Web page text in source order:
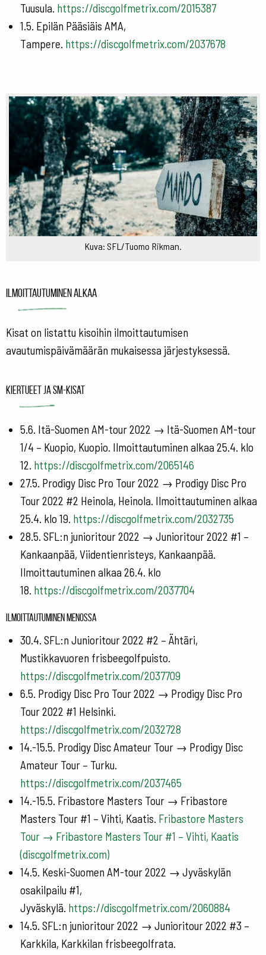
Tuusula. https://discgolfmetrix.com/2015387
1.5. Epilän Pääsiäis AMA,
Tampere. https://discgolfmetrix.com/2037678
Kuva: SFL/Tuomo Rikman.
Ilmoittautuminen alkaa
Kisat on listattu kisoihin ilmoittautumisen
avautumispäivämäärän mukaisessa järjestyksessä.
Kiertueet ja SM-kisat
5.6. Itä-Suomen AM-tour 2022 → Itä-Suomen AM-tour
1/4 – Kuopio, Kuopio. Ilmoittautuminen alkaa 25.4. klo
12. https://discgolfmetrix.com/2065146
27.5. Prodigy Disc Pro Tour 2022 → Prodigy Disc Pro
Tour 2022 #2 Heinola, Heinola. Ilmoittautuminen alkaa
25.4. klo 19. https://discgolfmetrix.com/2032735
28.5. SFL:n junioritour 2022 → Junioritour 2022 #1 –
Kankaanpää, Viidentienristeys, Kankaanpää.
Ilmoittautuminen alkaa 26.4. klo
18. https://discgolfmetrix.com/2037704
Ilmoittautuminen menossa
30.4. SFL:n Junioritour 2022 #2 – Ähtäri,
Mustikkavuoren frisbeegolfpuisto.
https://discgolfmetrix.com/2037709
6.5. Prodigy Disc Pro Tour 2022 → Prodigy Disc Pro
Tour 2022 #1 Helsinki.
https://discgolfmetrix.com/2032728
14.-15.5. Prodigy Disc Amateur Tour → Prodigy Disc
Amateur Tour – Turku.
https://discgolfmetrix.com/2037465
14.-15.5. Fribastore Masters Tour → Fribastore
Masters Tour #1 – Vihti, Kaatis. Fribastore Masters
Tour → Fribastore Masters Tour #1 – Vihti, Kaatis
(discgolfmetrix.com)
14.5. Keski-Suomen AM-tour 2022 → Jyväskylän
osakilpailu #1,
Jyväskylä. https://discgolfmetrix.com/2060884
14.5. SFL:n junioritour 2022 → Junioritour 2022 #3 –
Karkkila, Karkkilan frisbeegolfrata.